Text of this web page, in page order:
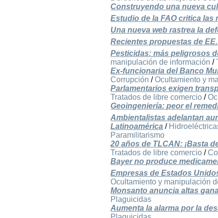
Construyendo una nueva
Estudio de la FAO critica las
Una nueva web rastrea la
Recientes propuestas de
Pesticidas: más peligrosos
manipulación de información /
Ex-funcionaria del Banco
Corrupción /Ocultamiento y
Parlamentarios exigen
Tratados de libre comercio /
Geoingeniería: peor el
Ambientalistas adelantan
Latinoamérica /
Paramilitarismo
20 años de TLCAN: ¡Basta
Tratados de libre comercio /
Bayer no produce
Empresas de Estados
Ocultamiento y manipulación
Monsanto anuncia altas
Plaguicidas
Aumenta la alarma por la